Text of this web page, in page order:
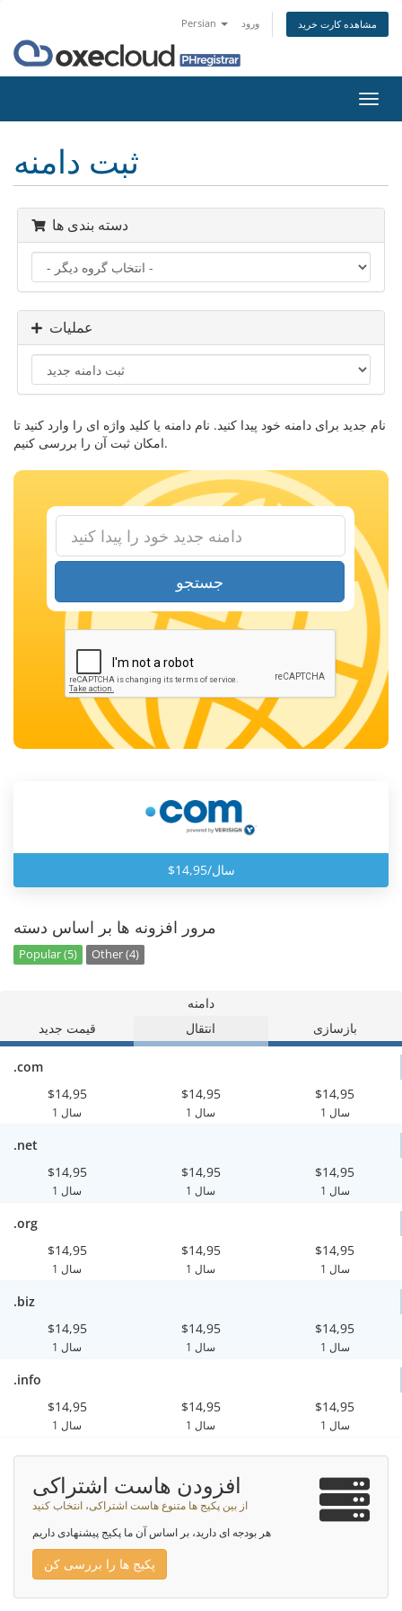
Persian ورود مشاهده کارت خرید
تغییر
ثبت دامنه
دسته بندی ها
عملیات
نام جدید برای دامنه خود پیدا کنید. نام دامنه یا کلید واژه ای را وارد کنید تا
امکان ثبت آن را بررسی کنیم.
جستجو
$14,95/سال
مرور افزونه ها بر اساس دسته
Popular (5) Other (4)
دامنه
قیمت جدید
انتقال بازسازی
.com
$14,95
1 سال
$14,95
1 سال
$14,95
1 سال
.net
$14,95
1 سال
$14,95
1 سال
$14,95
1 سال
.org
$14,95
1 سال
$14,95
1 سال
$14,95
1 سال
.biz
$14,95
1 سال
$14,95
1 سال
$14,95
1 سال
.info
$14,95
1 سال
$14,95
1 سال
$14,95
1 سال
افزودن هاست اشتراکی
از بین پکیج ها متنوع هاست اشتراکی، انتخاب کنید
هر بودجه ای دارید، بر اساس آن ما پکیج پیشنهادی داریم
پکیج ها را بررسی کن